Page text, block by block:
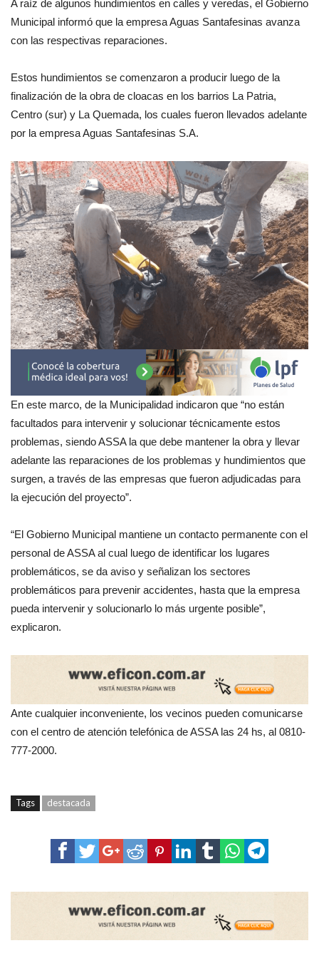
A raíz de algunos hundimientos en calles y veredas, el Gobierno
Municipal informó que la empresa Aguas Santafesinas avanza
con las respectivas reparaciones.
Estos hundimientos se comenzaron a producir luego de la
finalización de la obra de cloacas en los barrios La Patria,
Centro (sur) y La Quemada, los cuales fueron llevados adelante
por la empresa Aguas Santafesinas S.A.
En este marco, de la Municipalidad indicaron que “no están
facultados para intervenir y solucionar técnicamente estos
problemas, siendo ASSA la que debe mantener la obra y llevar
adelante las reparaciones de los problemas y hundimientos que
surgen, a través de las empresas que fueron adjudicadas para
la ejecución del proyecto”.
“El Gobierno Municipal mantiene un contacto permanente con el
personal de ASSA al cual luego de identificar los lugares
problemáticos, se da aviso y señalizan los sectores
problemáticos para prevenir accidentes, hasta que la empresa
pueda intervenir y solucionarlo lo más urgente posible”,
explicaron.
Ante cualquier inconveniente, los vecinos pueden comunicarse
con el centro de atención telefónica de ASSA las 24 hs, al 0810-
777-2000.
Tags destacada